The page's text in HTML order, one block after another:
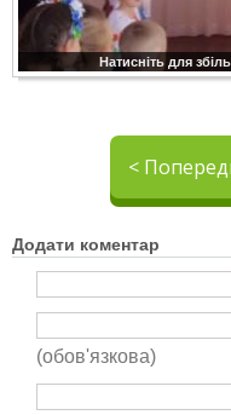
Натисніть для
<
Додати коментар
(обов'язкова)